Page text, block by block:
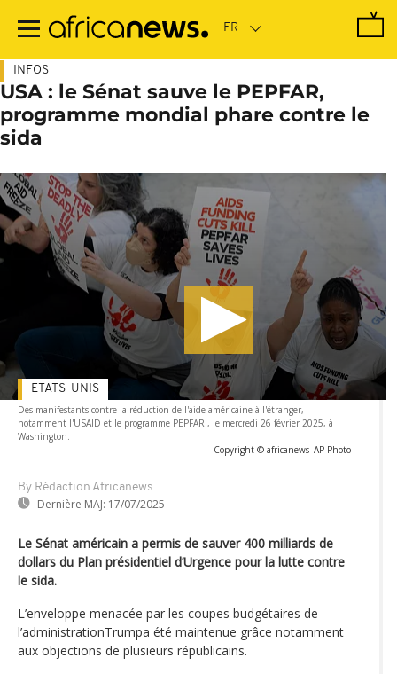
contenu
INFOS
USA : le Sénat sauve le PEPFAR,
programme mondial phare contre le
sida
Des manifestants contre la réduction de l'aide américaine à l'étranger,
notamment l'USAID et le programme PEPFAR , le mercredi 26 février 2025, à
Washington.
- Copyright © africanews AP Photo
By Rédaction Africanews
Dernière MAJ: 17/07/2025
ETATS-UNIS
Le Sénat américain a permis de sauver 400 milliards de
dollars du Plan présidentiel d’Urgence pour la lutte contre
le sida.
L’enveloppe menacée par les coupes budgétaires de
l’administrationTrumpa été maintenue grâce notamment
aux objections de plusieurs républicains.